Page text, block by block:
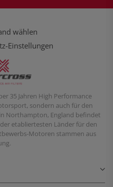
wählen
Einstellungen
35 Jahren High Performance
sondern auch für den
Northampton, England befindet
etabliertesten Länder für den
Motoren stammen aus